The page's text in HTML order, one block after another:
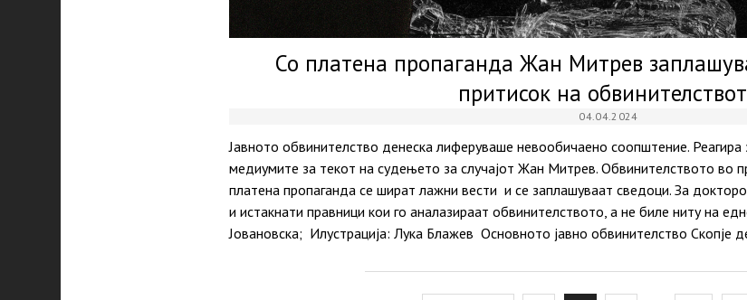
Со платена пропаганда Жан Митрев
притисок на
04.04.2024
Јавното обвинителство денеска лиферуваше невообичаено соопштение. Реагира
медиумите за текот на судењето за случајот Жан Митрев. Обвинителството во
платена пропаганда се шират лажни вести и се заплашуваат сведоци. За
и истакнати правници кои го аналазираат обвинителството, а не биле ниту на
Јовановска; Илустрација: Лука Блажев Основното јавно обвинителство Скопје